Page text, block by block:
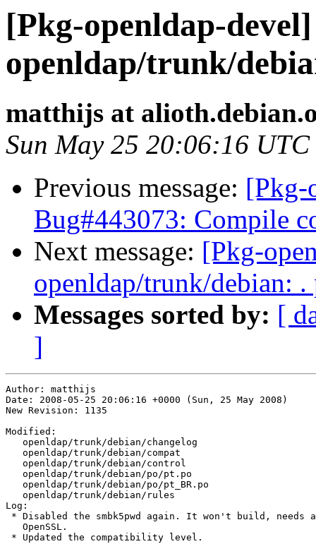
[Pkg-openldap-
openldap/trunk/
matthijs at
Sun May 25 20:06:16 UTC
Previous message: [Pkg-
Bug#443073: Compile
Next message: [Pkg-
openldap/trunk/debian: .
Messages sorted by: [
]
Author: matthijs
Date: 2008-05-25 20:06:16 +0000 (Sun, 25 May 2008)
New Revision: 1135
Modified:
   openldap/trunk/debian/changelog
   openldap/trunk/debian/compat
   openldap/trunk/debian/control
   openldap/trunk/debian/po/pt.po
   openldap/trunk/debian/po/pt_BR.po
   openldap/trunk/debian/rules
Log:
* Disabled the smbk5pwd again. It won't build, needs a
   OpenSSL.
* Updated the compatibility level.